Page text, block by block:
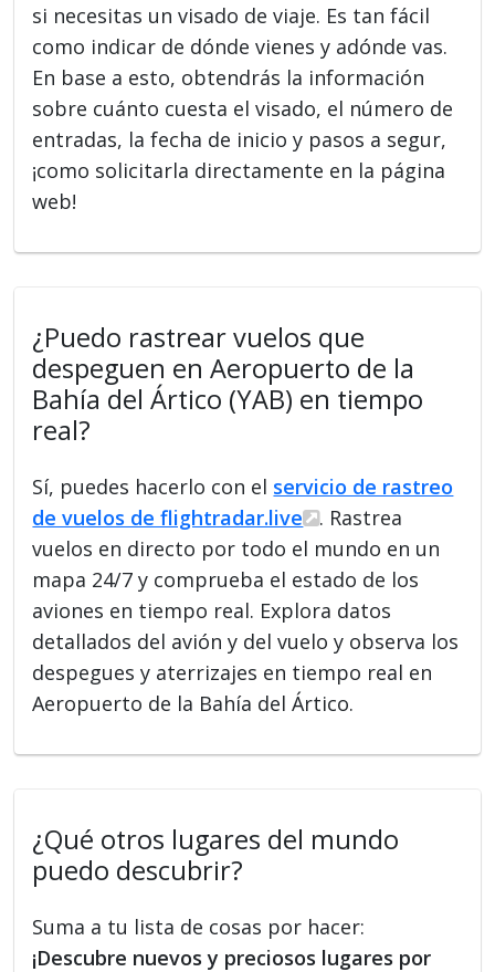
si necesitas un visado de viaje. Es tan fácil
como indicar de dónde vienes y adónde vas.
En base a esto, obtendrás la información
sobre cuánto cuesta el visado, el número de
entradas, la fecha de inicio y pasos a segur,
¡como solicitarla directamente en la página
web!
¿Puedo rastrear vuelos que
despeguen en Aeropuerto de la
Bahía del Ártico (YAB) en tiempo
real?
Sí, puedes hacerlo con el servicio de rastreo
de vuelos de flightradar.live
. Rastrea
vuelos en directo por todo el mundo en un
mapa 24/7 y comprueba el estado de los
aviones en tiempo real. Explora datos
detallados del avión y del vuelo y observa los
despegues y aterrizajes en tiempo real en
Aeropuerto de la Bahía del Ártico.
¿Qué otros lugares del mundo
puedo descubrir?
Suma a tu lista de cosas por hacer:
¡Descubre nuevos y preciosos lugares por